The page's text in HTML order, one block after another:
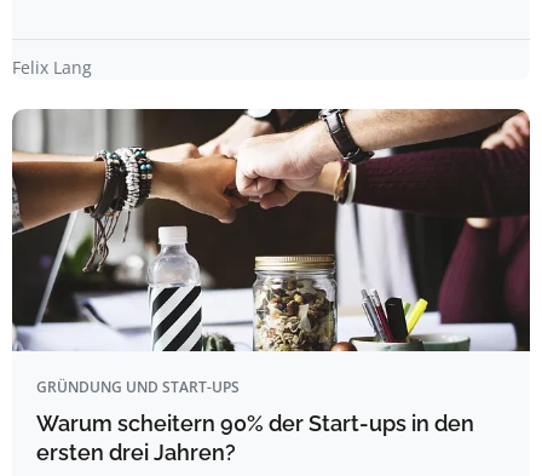
Felix Lang
GRÜNDUNG UND START-UPS
Warum scheitern 90% der Start-ups in den
ersten drei Jahren?